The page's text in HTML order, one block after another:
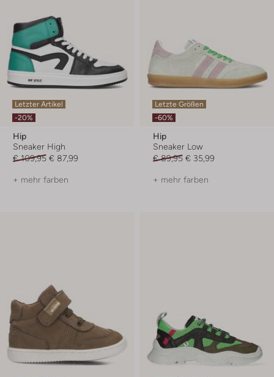
Letzter Artikel
-20%
Hip
Sneaker High
€ 109,95 € 87,99
+ mehr farben
Letzte Größen
-60%
Hip
Sneaker Low
€ 89,95 € 35,99
+ mehr farben